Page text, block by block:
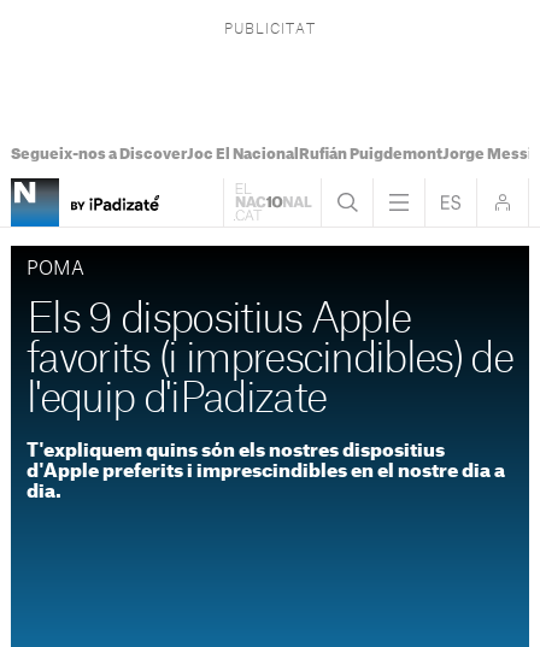
Segueix-nos a DiscoverJoc El Nacional Rufián PuigdemontJorge Messi
POMA
Els 9 dispositius Apple
favorits (i imprescindibles) de
l'equip d'iPadizate
T'expliquem quins són els nostres dispositius
d'Apple preferits i imprescindibles en el nostre dia a
dia.